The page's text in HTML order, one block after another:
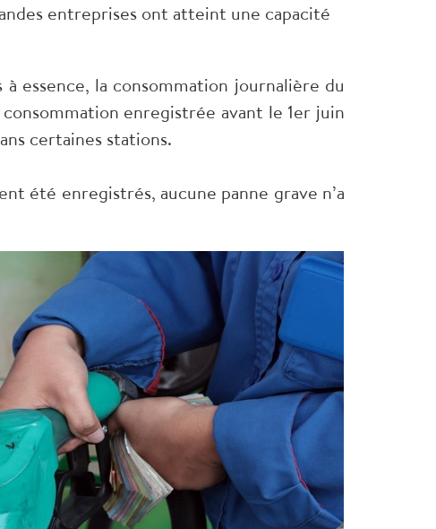
entreprises ont atteint une capacité
essence, la consommation journalière du
enregistrée avant le 1er juin
certaines stations.
été enregistrés, aucune panne grave n’a